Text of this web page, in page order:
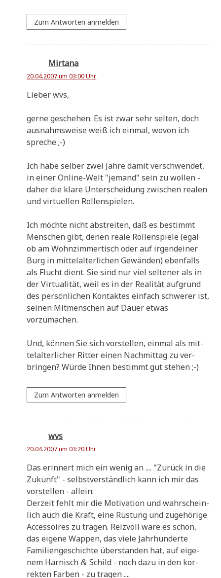
Zum Antworten anmelden
Mirtana
20.04.2007 um 03:00 Uhr
Lie­ber wvs,
ger­ne gesche­hen. Es ist zwar sehr sel­ten, doch
aus­nahms­wei­se weiß ich ein­mal, wovon ich
spreche ;-)
Ich habe sel­ber zwei Jah­re damit ver­schwen­det,
in einer Online-Welt "jemand" sein zu wol­len -
daher die kla­re Unter­schei­dung zwi­schen rea­len
und vir­tu­el­len Rollenspielen.
Ich möch­te nicht abstrei­ten, daß es bestimmt
Men­schen gibt, denen rea­le Rol­len­spie­le (egal
ob am Wohn­zim­mer­tisch oder auf irgend­ei­ner
Burg in mit­tel­al­ter­li­chen Gewän­den) eben­falls
als Flucht dient. Sie sind nur viel sel­te­ner als in
der Vir­tua­li­tät, weil es in der Rea­li­tät auf­grund
des per­sön­li­chen Kon­tak­tes ein­fach schwe­rer ist,
sei­nen Mit­men­schen auf Dau­er etwas
vorzumachen.
Und, kön­nen Sie sich vor­stel­len, ein­mal als mit­
tel­al­ter­li­cher Rit­ter einen Nach­mit­tag zu ver­
brin­gen? Wür­de Ihnen bestimmt gut stehen ;-)
Zum Antworten anmelden
wvs
20.04.2007 um 03:20 Uhr
Das erin­nert mich ein wenig an .... "Zurück in die
Zukunft" - selbst­ver­ständ­lich kann ich mir das
vor­stel­len - allein:
Der­zeit fehlt mir die Moti­va­ti­on und wahr­schein­
lich auch die Kraft, eine Rüstung und zuge­hö­ri­ge
Acces­soires zu tra­gen. Reiz­voll wäre es schon,
das eige­ne Wap­pen, das vie­le Jahr­hun­der­te
Fami­li­en­ge­schich­te über­stan­den hat, auf eige­
nem Har­nisch& Schild - noch dazu in den kor­
rek­ten Far­ben - zu tragen ....